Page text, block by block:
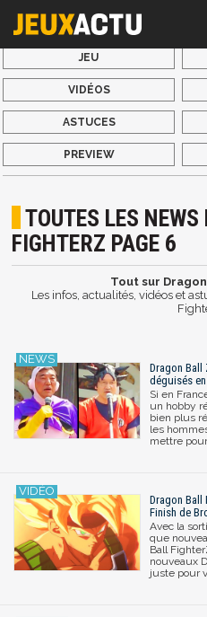
JEU
VIDÉOS
ASTUCES
PREVIEW
TOUTES LES
FIGHTERZ PAGE 6
Tout sur
Les infos, actualités, vidéos et
Dragon
déguisés
Si en
un hobby
bien plus
les
mettre
Dragon Ball
Finish de
Avec la
que
Ball
nouveaux
juste pour